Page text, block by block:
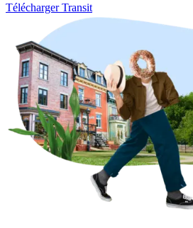
Télécharger Transit